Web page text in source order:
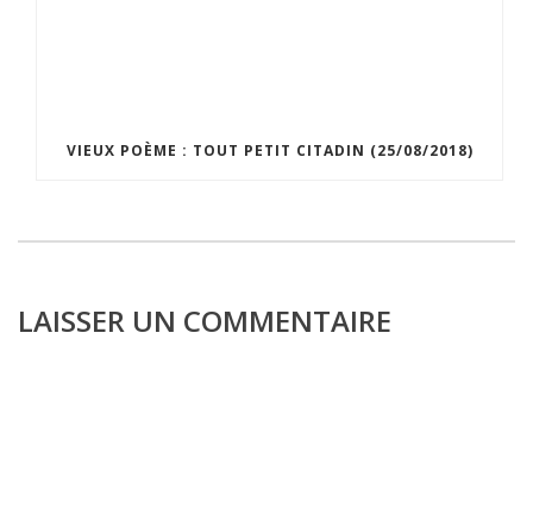
VIEUX POÈME : TOUT PETIT CITADIN (25/08/2018)
LAISSER UN COMMENTAIRE